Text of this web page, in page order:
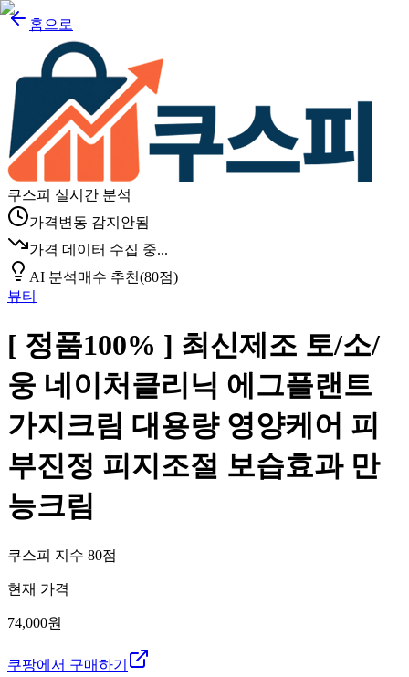
홈으로
쿠스피 실시간 분석
가격변동 감지안됨
가격 데이터 수집 중...
AI 분석매수 추천(80점)
뷰티
[ 정품100% ] 최신제조 토/소/
웅 네이처클리닉 에그플랜트
가지크림 대용량 영양케어 피
부진정 피지조절 보습효과 만
능크림
쿠스피 지수 80점
현재 가격
74,000원
쿠팡에서 구매하기